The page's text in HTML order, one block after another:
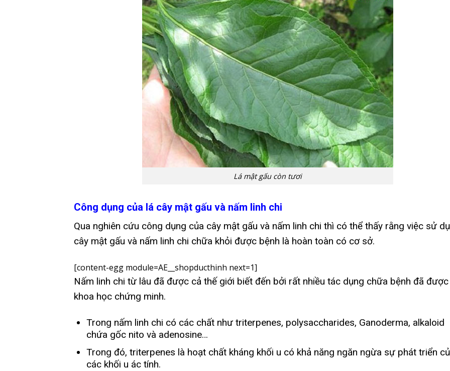
Lá mật gấu còn tươi
Công dụng của lá cây mật gấu và nấm linh chi
Qua nghiên cứu công dụng của cây mật gấu và nấm linh chi thì có thể thấy rằng việc sử
cây mật gấu và nấm linh chi chữa khỏi được bệnh là hoàn toàn có cơ sở.
[content-egg module=AE__shopducthinh next=1]
Nấm linh chi từ lâu đã được cả thế giới biết đến bởi rất nhiều tác dụng chữa bệnh đã được
khoa học chứng minh.
Trong nấm linh chi có các chất như triterpenes, polysaccharides, Ganoderma, alkaloid
chứa gốc nito và adenosine…
Trong đó, triterpenes là hoạt chất kháng khối u có khả năng ngăn ngừa sự phát triển
các khối u ác tính.